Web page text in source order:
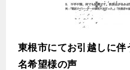
東根市にてお引越しに
名希望様の声